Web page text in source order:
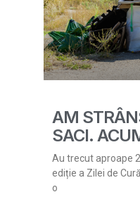
AM
SACI.
Au trecut aproape
ediție a Zilei de
o